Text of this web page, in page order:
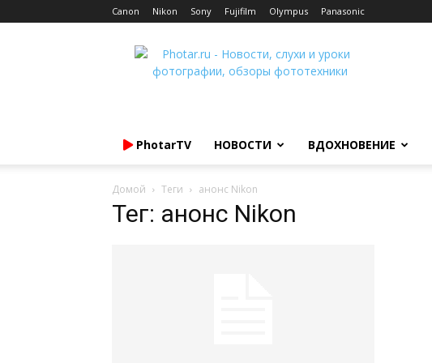
Canon Nikon Sony Fujifilm Olympus Panasonic
Photar.ru
PhotarTV НОВОСТИ ВДОХНОВЕНИЕ
Домой Теги анонс Nikon
Тег: анонс Nikon